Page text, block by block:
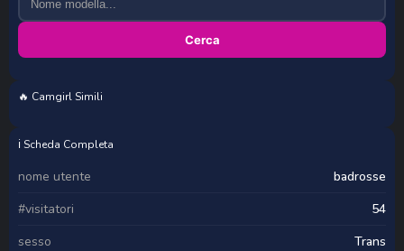
Cerca
🔥 Camgirl Simili
ℹ️ Scheda Completa
nome utente
badrosse
#visitatori
54
sesso
Trans